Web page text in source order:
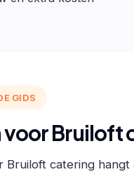
GIDS
voor Bruiloft
Bruiloft catering hangt